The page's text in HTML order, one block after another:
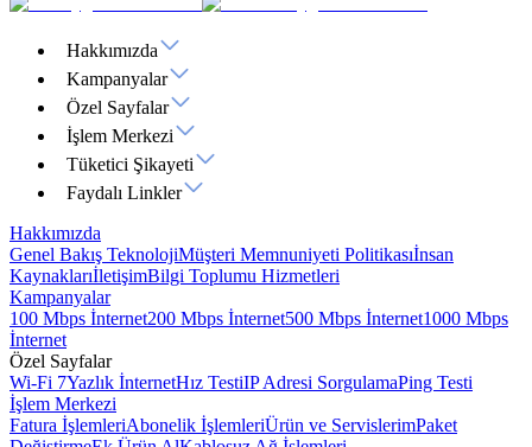
Hakkımızda
Kampanyalar
Özel Sayfalar
İşlem Merkezi
Tüketici Şikayeti
Faydalı Linkler
Hakkımızda
Genel Bakış TeknolojiMüşteri Memnuniyeti Politikasıİnsan
KaynaklarıİletişimBilgi Toplumu Hizmetleri
Kampanyalar
100 Mbps İnternet200 Mbps İnternet500 Mbps İnternet1000 Mbps
İnternet
Özel Sayfalar
Wi-Fi 7Yazlık İnternetHız TestiIP Adresi SorgulamaPing Testi
İşlem Merkezi
Fatura İşlemleriAbonelik İşlemleriÜrün ve ServislerimPaket